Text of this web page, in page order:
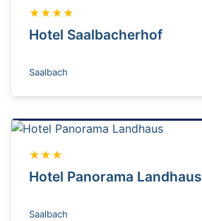
★★★★
Hotel Saalbacherhof
Saalbach
★★★
Hotel Panorama Landhaus
Saalbach